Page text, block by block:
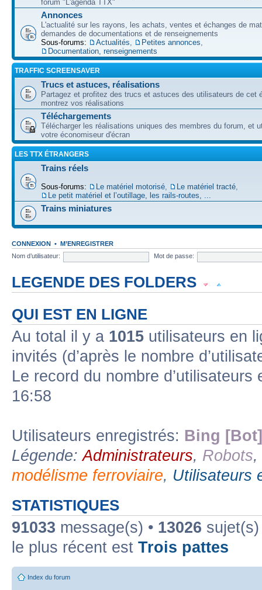
forum "L'agenda TTX"
Annonces
L'actualité sur les rayons, les achats, ventes et échanges de
demandes de documentations et de renseignements
Sous-forums:
Actualités Petites annonces
Documentation, renseignements
TRAFFIC SCREENSAVER
Trucs et astuces, réalisations
Partagez et profitez des trucs et astuces des utilisateurs de cet
montrez vos réalisations
Téléchargements
Télécharger les réalisations uniques des membres du forum, et
votre économiseur d'écran
LES TTX ÉTRANGERS
Trains réels
Sous-forums: Le matériel motorisé Le matériel tracté
Le petit matériel et l’outillage, les rails-routes, ...
Trains miniatures
CONNEXION • M’ENREGISTRER
Nom d’utilisateur:
Mot de passe:
LEGENDE DES FOLDERS
Forum non lu Forum fermé, non lu Forum avec sous-forum non lu
Forum lien Sous-forum lu Sous-forum non lu
QUI EST EN LIGNE
Au total il y a 1015 utilisateurs en
invités (d’après le nombre
Le record du nombre
16:58
Utilisateurs enregistrés: Bing [Bot]
Légende:Administrateurs, Robots,
modélisme ferroviaire, Utilisateurs
STATISTIQUES
91033 message(s) • 13026
le plus récent est Trois pattes
Index du forum